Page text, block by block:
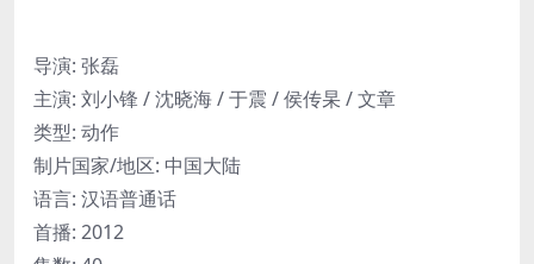
导演: 张磊
主演: 刘小锋 / 沈晓海 / 于震 / 侯传杲 / 文章
类型: 动作
制片国家/地区: 中国大陆
语言: 汉语普通话
首播: 2012